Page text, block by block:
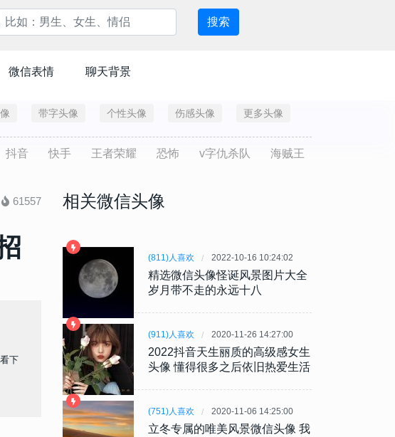
搜索
微信表情 聊天背景
带字头像 个性头像 伤感头像 更多头像
抖音 快手 王者荣耀 恐怖 v字仇杀队 海贼王
61557
下
相关微信头像
(811)人喜欢 2022-10-16 10:24:02
精选微信头像怪诞风景图片大全
岁月带不走的永远十八
(911)人喜欢 2020-11-26 14:27:00
2022抖音天生丽质的高级感女生
头像 懂得很多之后依旧热爱生活
(751)人喜欢 2020-11-06 14:25:00
立冬专属的唯美风景微信头像 我